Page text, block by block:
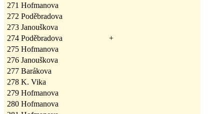
271 Hofmanova
272 Poděbradova
273 Janouškova
274 Poděbradova
+
275 Hofmanova
276 Janouškova
277 Barákova
278 K. Vika
279 Hofmanova
280 Hofmanova